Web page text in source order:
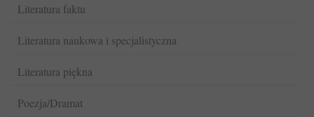
Literatura faktu
Literatura naukowa i specjalistyczna
Literatura piękna
Poezja/Dramat